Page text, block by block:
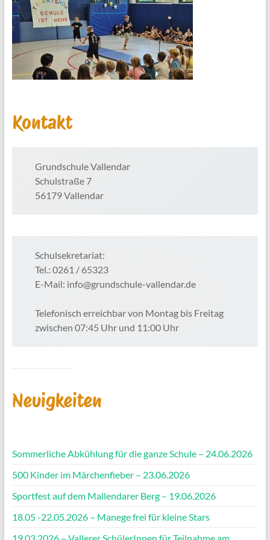
Kontakt
Grundschule Vallendar
Schulstraße 7
56179 Vallendar
Schulsekretariat:
Tel.: 0261 / 65323
E-Mail: info@grundschule-vallendar.de
Telefonisch erreichbar von Montag bis Freitag
zwischen 07:45 Uhr und 11:00 Uhr
Neuigkeiten
Sommerliche Abkühlung für die ganze Schule – 24.06.2026
500 Kinder im Märchenfieber – 23.06.2026
Sportfest auf dem Mallendarer Berg – 19.06.2026
18.05 -22.05.2026 – Manege frei für kleine Stars